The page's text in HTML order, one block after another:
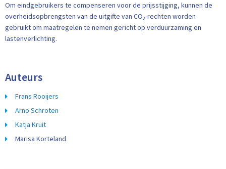
Om eindgebruikers te compenseren voor de prijsstijging, kunnen de
overheidsopbrengsten van de uitgifte van CO2-rechten worden
gebruikt om maatregelen te nemen gericht op verduurzaming en
lastenverlichting.
Auteurs
Frans Rooijers
Arno Schroten
Katja Kruit
Marisa Korteland